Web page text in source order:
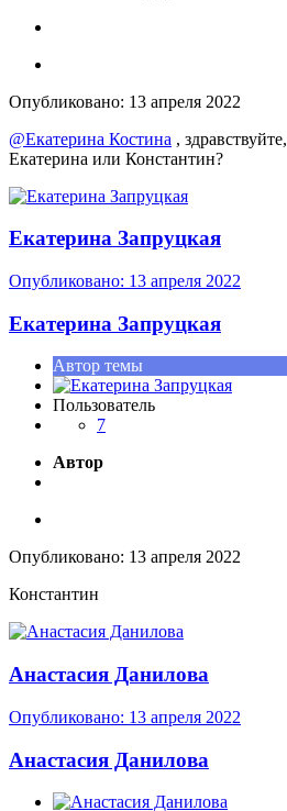
Опубликовано: 13 апреля 2022
@Екатерина Костина ,
Екатерина или Константин?
Екатерина Запруцкая
Опубликовано: 13 апреля 2022
Екатерина Запруцкая
Автор темы
Пользователь
7
Автор
Опубликовано: 13 апреля 2022
Константин
Анастасия Данилова
Опубликовано: 13 апреля 2022
Анастасия Данилова